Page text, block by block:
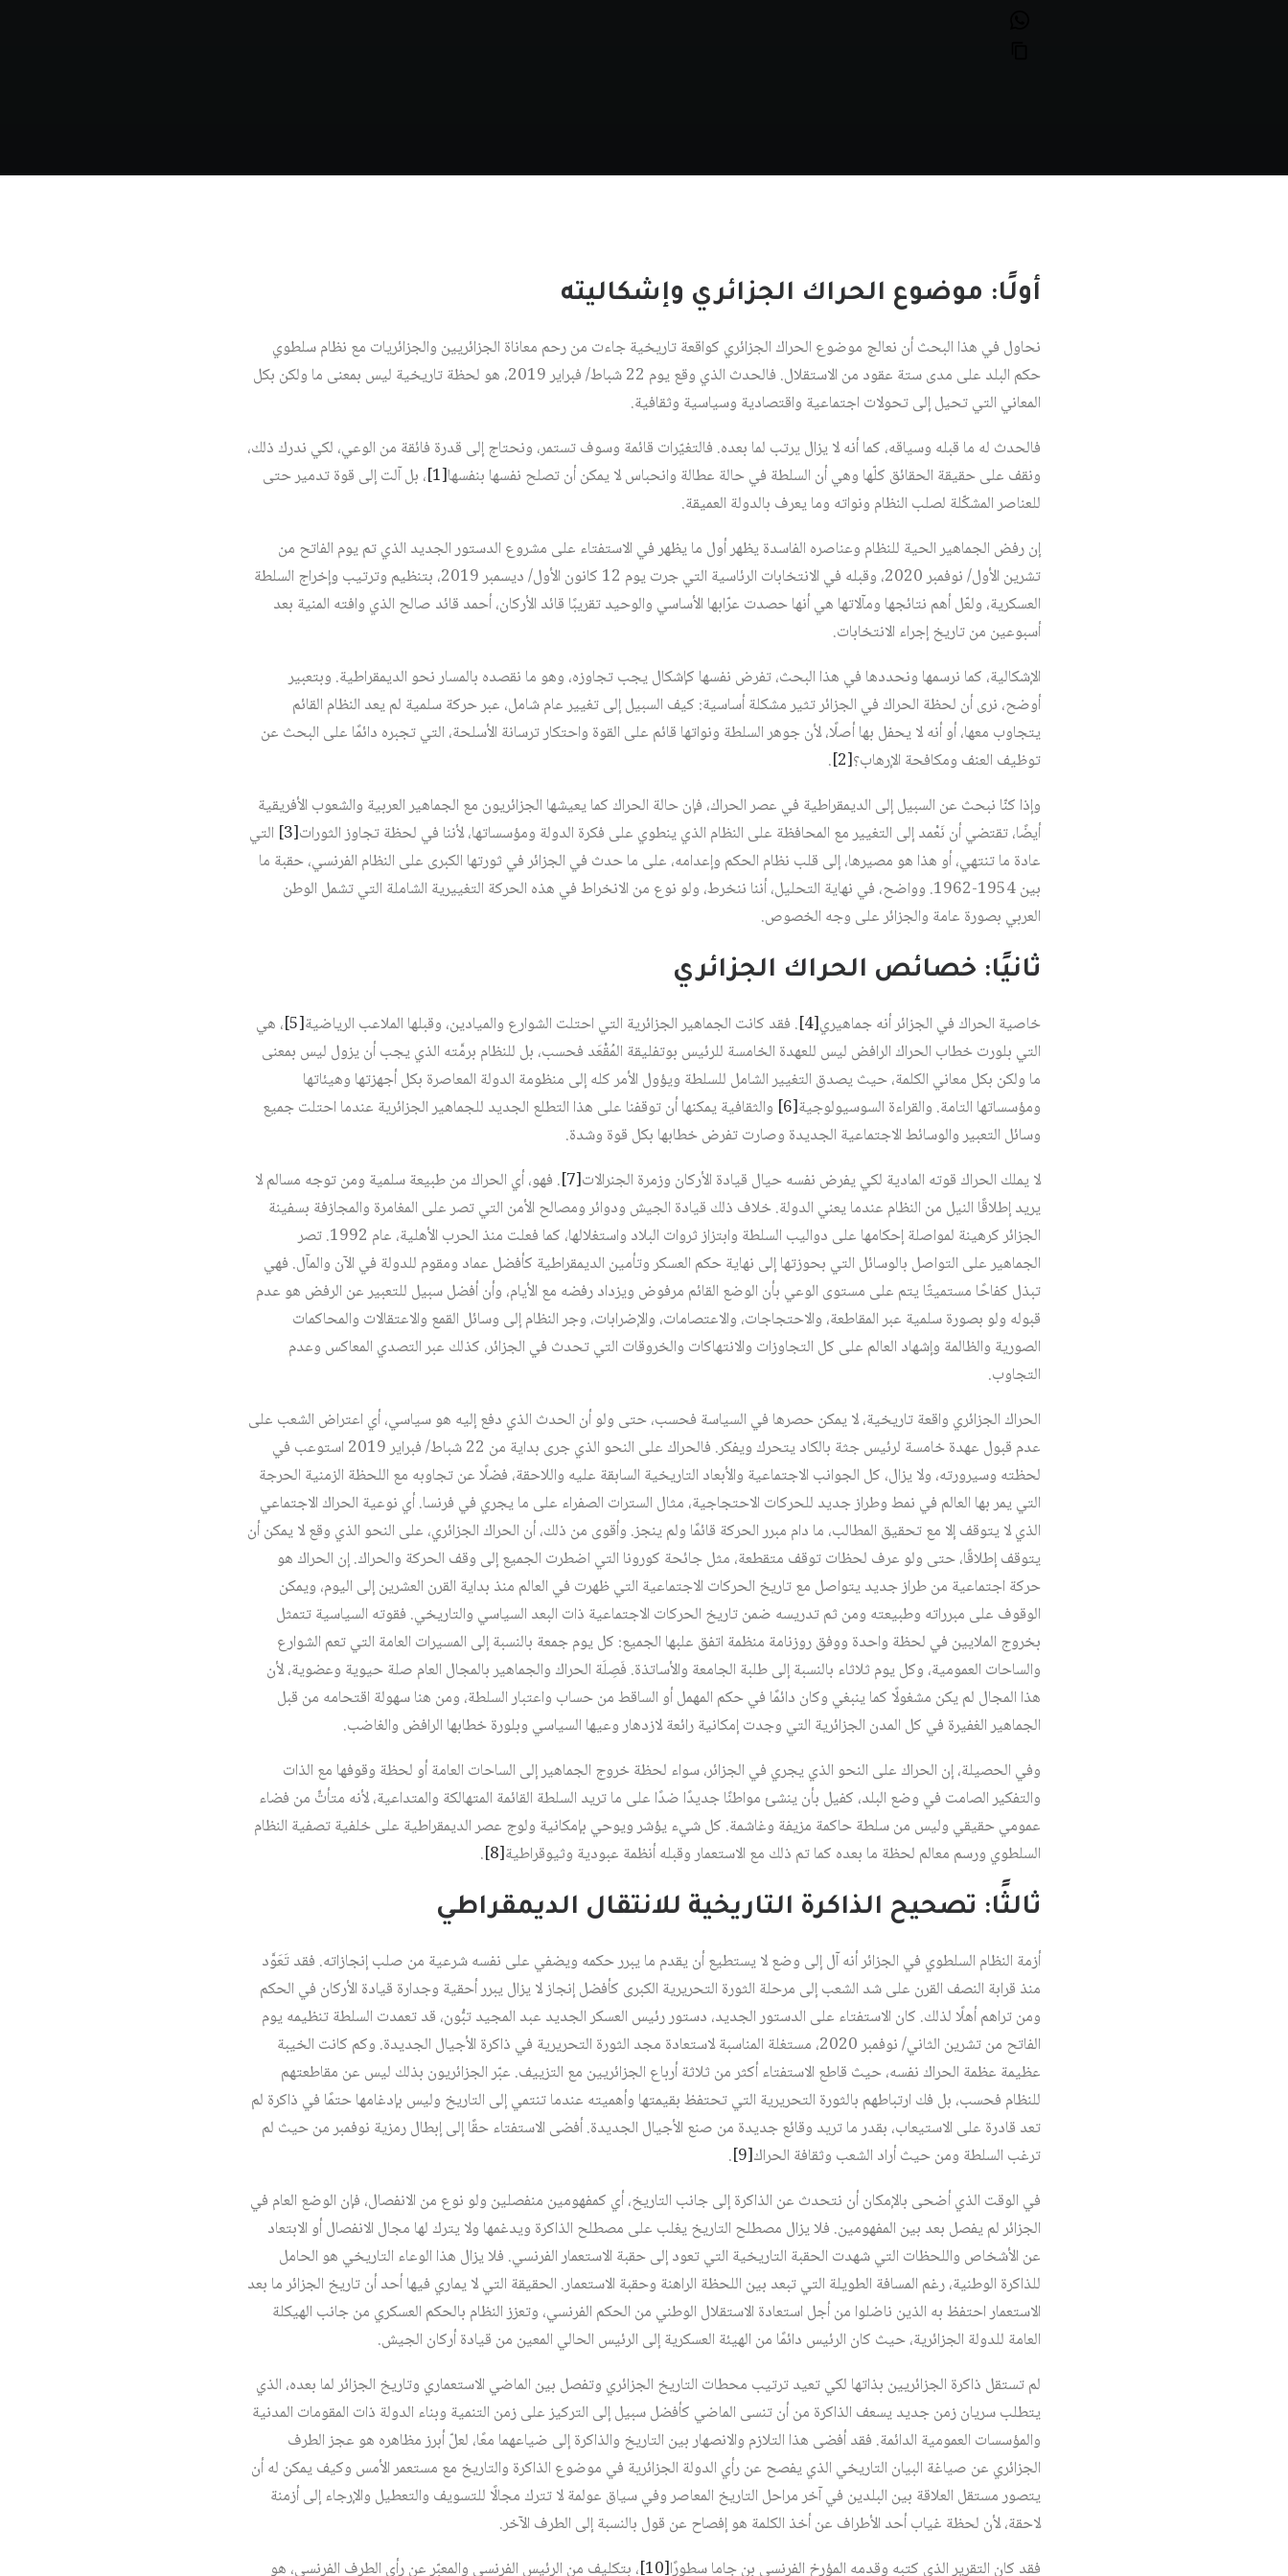
أولًا: موضوع الحراك الجزائري وإشكاليته
نحاول في هذا البحث أن نعالج موضوع الحراك الجزائري كواقعة تاريخية جاءت من رحم معاناة الجزائريين والجزائريات مع نظام سلطوي
حكم البلد على مدى ستة عقود من الاستقلال. فالحدث الذي وقع يوم 22 شباط/ فبراير 2019، هو لحظة تاريخية ليس بمعنى ما ولكن بكل
المعاني التي تحيل إلى تحولات اجتماعية واقتصادية وسياسية وثقافية.
فالحدث له ما قبله وسياقه، كما أنه لا يزال يرتب لما بعده. فالتغيّرات قائمة وسوف تستمر، ونحتاج إلى قدرة فائقة من الوعي، لكي ندرك ذلك،
ونقف على حقيقة الحقائق كلّها وهي أن السلطة في حالة عطالة وانحباس لا يمكن أن تصلح نفسها بنفسها[1]
، بل آلت إلى قوة تدمير حتى
للعناصر المشكّلة لصلب النظام ونواته وما يعرف بالدولة العميقة.
إن رفض الجماهير الحية للنظام وعناصره الفاسدة يظهر أول ما يظهر في الاستفتاء على مشروع الدستور الجديد الذي تم يوم الفاتح من
تشرين الأول/ نوفمبر 2020، وقبله في الانتخابات الرئاسية التي جرت يوم 12 كانون الأول/ ديسمبر 2019، بتنظيم وترتيب وإخراج السلطة
العسكرية، ولعّل أهم نتائجها ومآلاتها هي أنها حصدت عرّابها الأساسي والوحيد تقريبًا قائد الأركان، أحمد قائد صالح الذي وافته المنية بعد
أسبوعين من تاريخ إجراء الانتخابات.
الإشكالية، كما نرسمها ونحددها في هذا البحث، تفرض نفسها كإشكال يجب تجاوزه، وهو ما نقصده بالمسار نحو الديمقراطية. وبتعبير
أوضح، نرى أن لحظة الحراك في الجزائر تثير مشكلة أساسية: كيف السبيل إلى تغيير عام شامل، عبر حركة سلمية لم يعد النظام القائم
يتجاوب معها، أو أنه لا يحفل بها أصلًا، لأن جوهر السلطة ونواتها قائم على القوة واحتكار ترسانة الأسلحة، التي تجبره دائمًا على البحث عن
توظيف العنف ومكافحة الإرهاب؟[2]
.
وإذا كنّا نبحث عن السبيل إلى الديمقراطية في عصر الحراك، فإن حالة الحراك كما يعيشها الجزائريون مع الجماهير العربية والشعوب الأفريقية
أيضًا، تقتضي أن نَعْمد إلى التغيير مع المحافظة على النظام الذي ينطوي على فكرة الدولة ومؤسساتها، لأننا في لحظة تجاوز الثورات[3]
التي
عادة ما تنتهي، أو هذا هو مصيرها، إلى قلب نظام الحكم وإعدامه، على ما حدث في الجزائر في ثورتها الكبرى على النظام الفرنسي، حقبة ما
بين 1954-1962. وواضح، في نهاية التحليل، أننا ننخرط، ولو نوع من الانخراط في هذه الحركة التغييرية الشاملة التي تشمل الوطن
العربي بصورة عامة والجزائر على وجه الخصوص.
ثانيًا: خصائص الحراك الجزائري
خاصية الحراك في الجزائر أنه جماهيري[4] . فقد كانت الجماهير الجزائرية التي احتلت الشوارع والميادين، وقبلها الملاعب الرياضية[5]
، هي
التي بلورت خطاب الحراك الرافض ليس للعهدة الخامسة للرئيس بوتفليقة المُقْعَد فحسب، بل للنظام برمَّته الذي يجب أن يزول ليس بمعنى
ما ولكن بكل معاني الكلمة، حيث يصدق التغيير الشامل للسلطة ويؤول الأمر كله إلى منظومة الدولة المعاصرة بكل أجهزتها وهيئاتها
ومؤسساتها التامة. والقراءة السوسيولوجية[6]
والثقافية يمكنها أن توقفنا على هذا التطلع الجديد للجماهير الجزائرية عندما احتلت جميع
وسائل التعبير والوسائط الاجتماعية الجديدة وصارت تفرض خطابها بكل قوة وشدة.
لا يملك الحراك قوته المادية لكي يفرض نفسه حيال قيادة الأركان وزمرة الجنرالات[7]
. فهو، أي الحراك من طبيعة سلمية ومن توجه مسالم لا
يريد إطلاقًا النيل من النظام عندما يعني الدولة. خلاف ذلك قيادة الجيش ودوائر ومصالح الأمن التي تصر على المغامرة والمجازفة بسفينة
الجزائر كرهينة لمواصلة إحكامها على دواليب السلطة وابتزاز ثروات البلاد واستغلالها، كما فعلت منذ الحرب الأهلية، عام 1992. تصر
الجماهير على التواصل بالوسائل التي بحوزتها إلى نهاية حكم العسكر وتأمين الديمقراطية كأفضل عماد ومقوم للدولة في الآن والمآل. فهي
تبذل كفاحًا مستميتًا يتم على مستوى الوعي بأن الوضع القائم مرفوض ويزداد رفضه مع الأيام، وأن أفضل سبيل للتعبير عن الرفض هو عدم
قبوله ولو بصورة سلمية عبر المقاطعة، والاحتجاجات، والاعتصامات، والإضرابات، وجر النظام إلى وسائل القمع والاعتقالات والمحاكمات
الصورية والظالمة وإشهاد العالم على كل التجاوزات والانتهاكات والخروقات التي تحدث في الجزائر، كذلك عبر التصدي المعاكس وعدم
التجاوب.
الحراك الجزائري واقعة تاريخية، لا يمكن حصرها في السياسة فحسب، حتى ولو أن الحدث الذي دفع إليه هو سياسي، أي اعتراض الشعب على
عدم قبول عهدة خامسة لرئيس جثة بالكاد يتحرك ويفكر. فالحراك على النحو الذي جرى بداية من 22 شباط/ فبراير 2019 استوعب في
لحظته وسيرورته، ولا يزال، كل الجوانب الاجتماعية والأبعاد التاريخية السابقة عليه واللاحقة، فضلًا عن تجاوبه مع اللحظة الزمنية الحرجة
التي يمر بها العالم في نمط وطراز جديد للحركات الاحتجاجية، مثال السترات الصفراء على ما يجري في فرنسا. أي نوعية الحراك الاجتماعي
الذي لا يتوقف إلا مع تحقيق المطالب، ما دام مبرر الحركة قائمًا ولم ينجز. وأقوى من ذلك، أن الحراك الجزائري، على النحو الذي وقع لا يمكن أن
يتوقف إطلاقًا، حتى ولو عرف لحظات توقف متقطعة، مثل جائحة كورونا التي اضطرت الجميع إلى وقف الحركة والحراك. إن الحراك هو
حركة اجتماعية من طراز جديد يتواصل مع تاريخ الحركات الاجتماعية التي ظهرت في العالم منذ بداية القرن العشرين إلى اليوم، ويمكن
الوقوف على مبرراته وطبيعته ومن ثم تدريسه ضمن تاريخ الحركات الاجتماعية ذات البعد السياسي والتاريخي. فقوته السياسية تتمثل
بخروج الملايين في لحظة واحدة ووفق روزنامة منظمة اتفق علبها الجميع: كل يوم جمعة بالنسبة إلى المسيرات العامة التي تعم الشوارع
والساحات العمومية، وكل يوم ثلاثاء بالنسبة إلى طلبة الجامعة والأساتذة. فَصِلَة الحراك والجماهير بالمجال العام صلة حيوية وعضوية، لأن
هذا المجال لم يكن مشغولًا كما ينبغي وكان دائمًا في حكم المهمل أو الساقط من حساب واعتبار السلطة، ومن هنا سهولة اقتحامه من قبل
الجماهير الغفيرة في كل المدن الجزائرية التي وجدت إمكانية رائعة لازدهار وعيها السياسي وبلورة خطابها الرافض والغاضب.
وفي الحصيلة، إن الحراك على النحو الذي يجري في الجزائر، سواء لحظة خروج الجماهير إلى الساحات العامة أو لحظة وقوفها مع الذات
والتفكير الصامت في وضع البلد، كفيل بأن ينشئ مواطنًا جديدًا ضدًا على ما تريد السلطة القائمة المتهالكة والمتداعية، لأنه متأتٍّ من فضاء
عمومي حقيقي وليس من سلطة حاكمة مزيفة وغاشمة. كل شيء يؤشر ويوحي بإمكانية ولوج عصر الديمقراطية على خلفية تصفية النظام
السلطوي ورسم معالم لحظة ما بعده كما تم ذلك مع الاستعمار وقبله أنظمة عبودية وثيوقراطية[8]
.
ثالثًا: تصحيح الذاكرة التاريخية للانتقال الديمقراطي
أزمة النظام السلطوي في الجزائر أنه آل إلى وضع لا يستطيع أن يقدم ما يبرر حكمه ويضفي على نفسه شرعية من صلب إنجازاته. فقد تَعَوَّد
منذ قرابة النصف القرن على شد الشعب إلى مرحلة الثورة التحريرية الكبرى كأفضل إنجاز لا يزال يبرر أحقية وجدارة قيادة الأركان في الحكم
ومن تراهم أهلًا لذلك. كان الاستفتاء على الدستور الجديد، دستور رئيس العسكر الجديد عبد المجيد تبُّون، قد تعمدت السلطة تنظيمه يوم
الفاتح من تشرين الثاني/ نوفمبر 2020، مستغلة المناسبة لاستعادة مجد الثورة التحريرية في ذاكرة الأجيال الجديدة. وكم كانت الخيبة
عظيمة عظمة الحراك نفسه، حيث قاطع الاستفتاء أكثر من ثلاثة أرباع الجزائريين مع التزييف. عبّر الجزائريون بذلك ليس عن مقاطعتهم
للنظام فحسب، بل فك ارتباطهم بالثورة التحريرية التي تحتفظ بقيمتها وأهميته عندما تنتمي إلى التاريخ وليس بإدغامها حتمًا في ذاكرة لم
تعد قادرة على الاستيعاب، بقدر ما تريد وقائع جديدة من صنع الأجيال الجديدة. أفضى الاستفتاء حقًا إلى إبطال رمزية نوفمبر من حيث لم
ترغب السلطة ومن حيث أراد الشعب وثقافة الحراك[9]
.
في الوقت الذي أضحى بالإمكان أن نتحدث عن الذاكرة إلى جانب التاريخ، أي كمفهومين منفصلين ولو نوع من الانفصال، فإن الوضع العام في
الجزائر لم يفصل بعد بين المفهومين. فلا يزال مصطلح التاريخ يغلب على مصطلح الذاكرة ويدغمها ولا يترك لها مجال الانفصال أو الابتعاد
عن الأشخاص واللحظات التي شهدت الحقبة التاريخية التي تعود إلى حقبة الاستعمار الفرنسي. فلا يزال هذا الوعاء التاريخي هو الحامل
للذاكرة الوطنية، رغم المسافة الطويلة التي تبعد بين اللحظة الراهنة وحقبة الاستعمار. الحقيقة التي لا يماري فيها أحد أن تاريخ الجزائر ما بعد
الاستعمار احتفظ به الذين ناضلوا من أجل استعادة الاستقلال الوطني من الحكم الفرنسي، وتعزز النظام بالحكم العسكري من جانب الهيكلة
العامة للدولة الجزائرية، حيث كان الرئيس دائمًا من الهيئة العسكرية إلى الرئيس الحالي المعين من قيادة أركان الجيش.
لم تستقل ذاكرة الجزائريين بذاتها لكي تعيد ترتيب محطات التاريخ الجزائري وتفصل بين الماضي الاستعماري وتاريخ الجزائر لما بعده، الذي
يتطلب سريان زمن جديد يسعف الذاكرة من أن تنسى الماضي كأفضل سبيل إلى التركيز على زمن التنمية وبناء الدولة ذات المقومات المدنية
والمؤسسات العمومية الدائمة. فقد أفضى هذا التلازم والانصهار بين التاريخ والذاكرة إلى ضياعهما معًا، لعلّ أبرز مظاهره هو عجز الطرف
الجزائري عن صياغة البيان التاريخي الذي يفصح عن رأي الدولة الجزائرية في موضوع الذاكرة والتاريخ مع مستعمر الأمس وكيف يمكن له أن
يتصور مستقل العلاقة بين البلدين في آخر مراحل التاريخ المعاصر وفي سياق عولمة لا تترك مجالًا للتسويف والتعطيل والإرجاء إلى أزمنة
لاحقة، لأن لحظة غياب أحد الأطراف عن أخذ الكلمة هو إفصاح عن قول بالنسبة إلى الطرف الآخر.
فقد كان التقرير الذي كتبه وقدمه المؤرخ الفرنسي بن جاما سطورًا[10] ، بتكليف من الرئيس الفرنسي والمعبّر عن رأي الطرف الفرنسي، هو